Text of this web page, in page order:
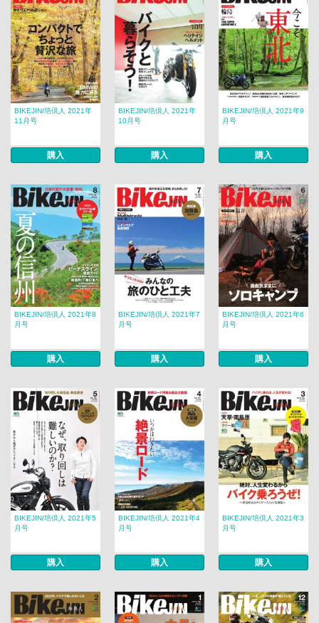
BIKEJIN/培倶人 2021年
11月号
購入
BIKEJIN/培倶人 2021年
10月号
購入
BIKEJIN/培倶人 2021年9
月号
購入
BIKEJIN/培倶人 2021年8
月号
購入
BIKEJIN/培倶人 2021年7
月号
購入
BIKEJIN/培倶人 2021年6
月号
購入
BIKEJIN/培倶人 2021年5
月号
購入
BIKEJIN/培倶人 2021年4
月号
購入
BIKEJIN/培倶人 2021年3
月号
購入